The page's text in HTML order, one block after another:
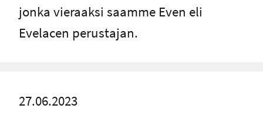
jonka vieraaksi saamme Even eli
Evelacen perustajan.
27.06.2023